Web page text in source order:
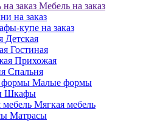
Мебель на заказ
на заказ
купе на заказ
Детская
Гостиная
Прихожая
Спальня
Малые формы
Шкафы
Мягкая мебель
Матрасы